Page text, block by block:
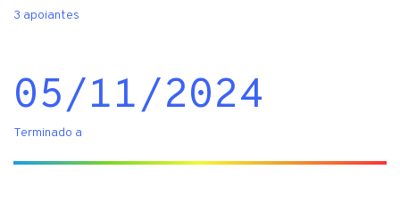
3 apoiantes
05/11/2024
Terminado a